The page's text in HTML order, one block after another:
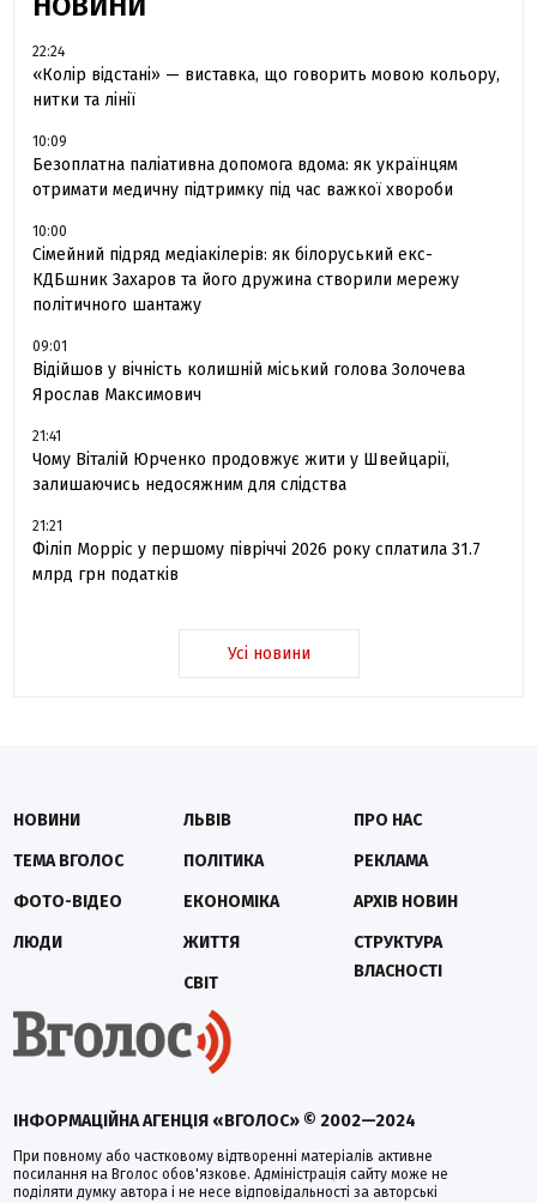
22:24
«Колір відстані» — виставка, що говорить мовою кольору,
нитки та лінії
10:09
Безоплатна паліативна допомога вдома: як українцям
отримати медичну підтримку під час важкої хвороби
10:00
Сімейний підряд медіакілерів: як білоруський екс-
КДБшник Захаров та його дружина створили мережу
політичного шантажу
09:01
Відійшов у вічність колишній міський голова Золочева
Ярослав Максимович
21:41
Чому Віталій Юрченко продовжує жити у Швейцарії,
залишаючись недосяжним для слідства
21:21
Філіп Морріс у першому півріччі 2026 року сплатила 31.7
млрд грн податків
Усі новини
ІНФОРМАЦІЙНА АГЕНЦІЯ «ВГОЛОС» © 2002—2024
При повному або частковому відтворенні матеріалів активне
посилання на Вголос обов'язкове. Адміністрація сайту може не
поділяти думку автора і не несе відповідальності за авторські
НОВИНИ
ТЕМА ВГОЛОС
ФОТО-ВІДЕО
ЛЮДИ
ЛЬВІВ
ПОЛІТИКА
ЕКОНОМІКА
ЖИТТЯ
СВІТ
ПРО НАС
РЕКЛАМА
АРХІВ НОВИН
СТРУКТУРА
ВЛАСНОСТІ